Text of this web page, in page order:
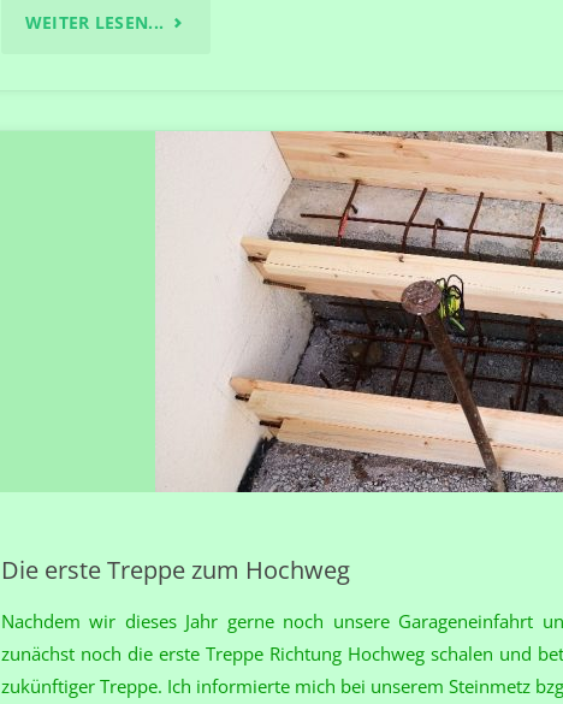
WEITER LESEN... "EIN
FÜLLER!?!
Die erste Treppe zum Hochweg
Nachdem wir dieses Jahr gerne noch unsere Garageneinfahrt
zunächst noch die erste Treppe Richtung Hochweg schalen und
zukünftiger Treppe. Ich informierte mich bei unserem Steinmetz